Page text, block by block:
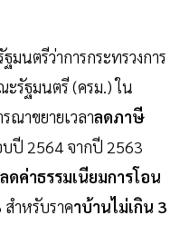
นตรีว่าการกระทรวงการ
รัฐมนตรี (ครม.) ใน
ณาขยายเวลาลดภาษี
บปี 2564 จากปี 2563
ลดค่าธรรมเนียมการโอน
สำหรับราคาบ้านไม่เกิน 3